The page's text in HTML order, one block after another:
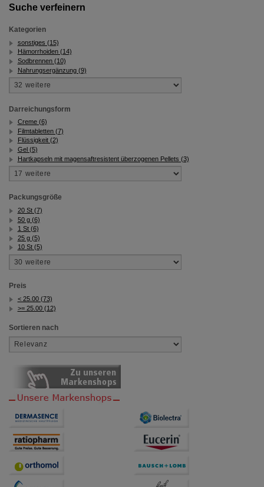
Suche verfeinern
Kategorien
sonstiges (15)
Hämorrhoiden (14)
Sodbrennen (10)
Nahrungsergänzung (9)
Darreichungsform
Creme (6)
Filmtabletten (7)
Flüssigkeit (2)
Gel (5)
Hartkapseln mit magensaftresistent überzogenen Pellets (3)
Packungsgröße
20 St (7)
50 g (6)
1 St (6)
25 g (5)
10 St (5)
Preis
< 25.00 (73)
>= 25.00 (12)
Sortieren nach